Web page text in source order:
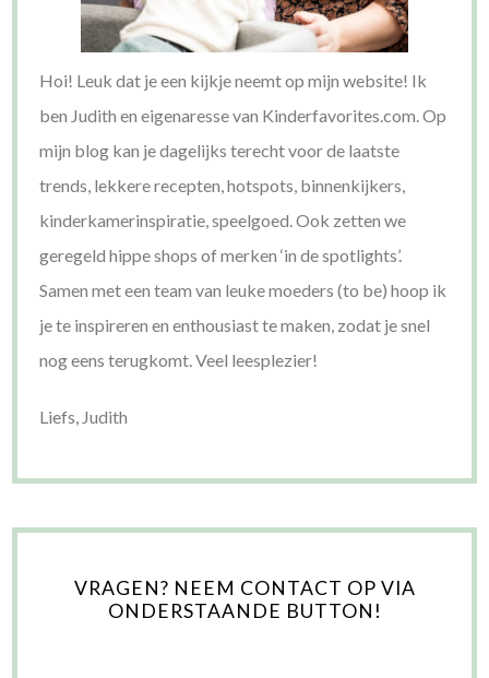
Hoi! Leuk dat je een kijkje neemt op mijn website! Ik
ben Judith en eigenaresse van Kinderfavorites.com. Op
mijn blog kan je dagelijks terecht voor de laatste
trends, lekkere recepten, hotspots, binnenkijkers,
kinderkamerinspiratie, speelgoed. Ook zetten we
geregeld hippe shops of merken ‘in de spotlights’.
Samen met een team van leuke moeders (to be) hoop ik
je te inspireren en enthousiast te maken, zodat je snel
nog eens terugkomt. Veel leesplezier!
Liefs, Judith
VRAGEN? NEEM CONTACT OP VIA
ONDERSTAANDE BUTTON!